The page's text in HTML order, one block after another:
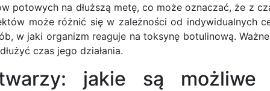
potowych na dłuższą metę, co może oznaczać, że z
może różnić się w zależności od indywidualnych
w jaki organizm reaguje na toksynę botulinową.
czas jego działania.
jakie są możliwe